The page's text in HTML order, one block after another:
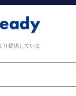
り提供していま